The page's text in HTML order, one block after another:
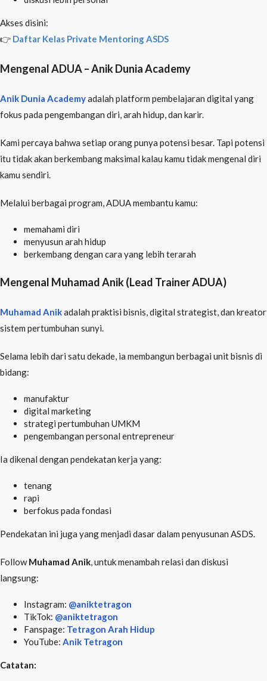
Akses disini:
👉 Daftar Kelas Private Mentoring ASDS
Mengenal ADUA – Anik Dunia Academy
Anik Dunia Academyadalah platform pembelajaran digital yang
fokus pada pengembangan diri, arah hidup, dan karir.
Kami percaya bahwa setiap orang punya potensi besar. Tapi potensi
itu tidak akan berkembang maksimal kalau kamu tidak mengenal diri
kamu sendiri.
Melalui berbagai program, ADUA membantu kamu:
memahami diri
menyusun arah hidup
berkembang dengan cara yang lebih terarah
Mengenal Muhamad Anik (Lead Trainer ADUA)
Muhamad Anikadalah praktisi bisnis, digital strategist, dan kreator
sistem pertumbuhan sunyi.
Selama lebih dari satu dekade, ia membangun berbagai unit bisnis di
bidang:
manufaktur
digital marketing
strategi pertumbuhan UMKM
pengembangan personal entrepreneur
Ia dikenal dengan pendekatan kerja yang:
tenang
rapi
berfokus pada fondasi
Pendekatan ini juga yang menjadi dasar dalam penyusunan ASDS.
FollowMuhamad Anik, untuk menambah relasi dan diskusi
langsung:
Instagram: @aniktetragon
TikTok: @aniktetragon
Fanspage: Tetragon Arah Hidup
YouTube: Anik Tetragon
Catatan: